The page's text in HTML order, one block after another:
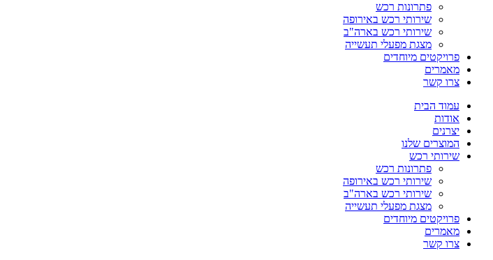
פתרונות רכש
שירותי רכש באירופה
שירותי רכש בארה"ב
מצגת מפעלי תעשייה
פרויקטים מיוחדים
מאמרים
צרו קשר
עמוד הבית
אודות
יצרנים
המוצרים שלנו
שירותי רכש
פתרונות רכש
שירותי רכש באירופה
שירותי רכש בארה"ב
מצגת מפעלי תעשייה
פרויקטים מיוחדים
מאמרים
צרו קשר